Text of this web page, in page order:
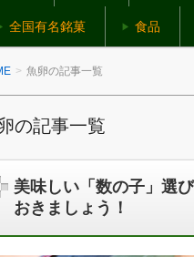
全国有名銘菓 食品
魚卵の記事一覧
の記事一覧
美味しい「数の子」選
おきましょう！